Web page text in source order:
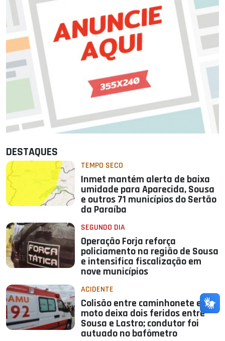
DESTAQUES
TEMPO SECO
Inmet mantém alerta de baixa
umidade para Aparecida, Sousa
e outros 71 municípios do Sertão
da Paraíba
SEGUNDO DIA
Operação Forja reforça
policiamento na região de Sousa
e intensifica fiscalização em
nove municípios
ACIDENTE
Colisão entre caminhonete e
moto deixa dois feridos entre
Sousa e Lastro; condutor foi
autuado no bafômetro